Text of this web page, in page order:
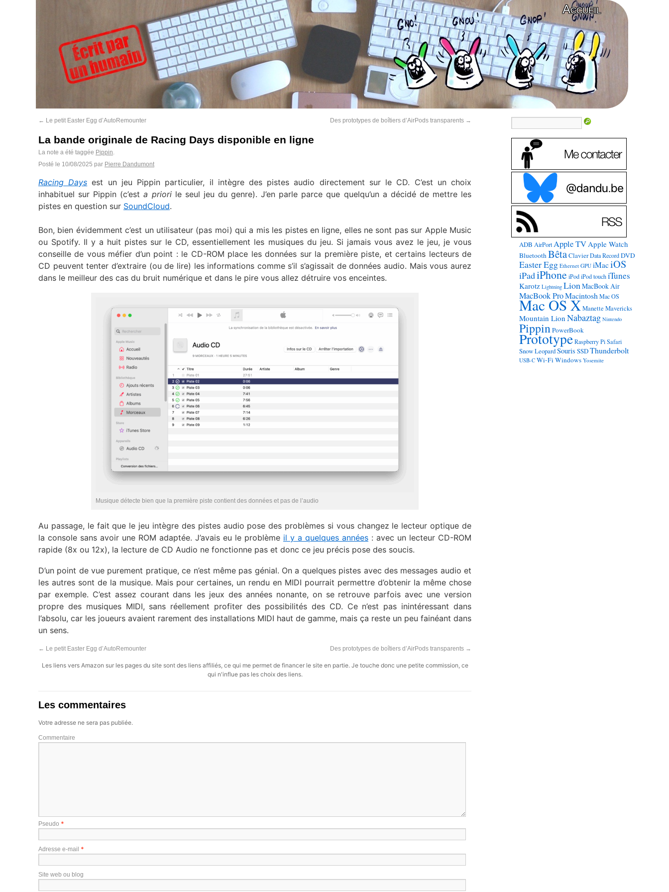
Accueil
← Le petit Easter Egg d’AutoRemounter Des prototypes de boîtiers d’AirPods transparents →
La bande originale de Racing Days disponible en ligne
La note a été taggée Pippin.
Posté le 10/08/2025 par Pierre Dandumont
Racing Days est un jeu Pippin particulier, il intègre des pistes audio directement sur le CD. C’est un choix
inhabituel sur Pippin (c’esta priorile seul jeu du genre). J’en parle parce que quelqu’un a décidé de mettre les
pistes en question sur SoundCloud.
Bon, bien évidemment c’est un utilisateur (pas moi) qui a mis les pistes en ligne, elles ne sont pas sur Apple Music
ou Spotify. Il y a huit pistes sur le CD, essentiellement les musiques du jeu. Si jamais vous avez le jeu, je vous
conseille de vous méfier d’un point : le CD-ROM place les données sur la première piste, et certains lecteurs de
CD peuvent tenter d’extraire (ou de lire) les informations comme s’il s’agissait de données audio. Mais vous aurez
dans le meilleur des cas du bruit numérique et dans le pire vous allez détruire vos enceintes.
Musique détecte bien que la première piste contient des données et pas de l’audio
Au passage, le fait que le jeu intègre des pistes audio pose des problèmes si vous changez le lecteur optique de
la console sans avoir une ROM adaptée. J’avais eu le problème il y a quelques années : avec un lecteur CD-ROM
rapide (8x ou 12x), la lecture de CD Audio ne fonctionne pas et donc ce jeu précis pose des soucis.
D’un point de vue purement pratique, ce n’est même pas génial. On a quelques pistes avec des messages audio et
les autres sont de la musique. Mais pour certaines, un rendu en MIDI pourrait permettre d’obtenir la même chose
par exemple. C’est assez courant dans les jeux des années nonante, on se retrouve parfois avec une version
propre des musiques MIDI, sans réellement profiter des possibilités des CD. Ce n’est pas inintéressant dans
l’absolu, car les joueurs avaient rarement des installations MIDI haut de gamme, mais ça reste un peu fainéant dans
un sens.
← Le petit Easter Egg d’AutoRemounter Des prototypes de boîtiers d’AirPods transparents →
Les liens vers Amazon sur les pages du site sont des liens affiliés, ce qui me permet de financer le site en partie. Je touche donc une petite commission, ce
qui n'influe pas les choix des liens.
Les commentaires
Votre adresse ne sera pas publiée.
Commentaire
Pseudo *
Adresse e-mail *
Site web ou blog
ADB AirPort Apple TVApple Watch
BluetoothBêtaClavier Data Record DVD
Easter Egg Ethernet GPU iMaciOS
iPadiPhone iPod iPod touch iTunes
Karotz Lightning LionMacBook Air
MacBook ProMacintosh Mac OS
Mac OS X Manette Mavericks
Mountain Lion Nabaztag Nintendo
PippinPowerBook
Prototype Raspberry Pi Safari
Snow LeopardSouris SSDThunderbolt
USB-C Wi-FiWindows Yosemite